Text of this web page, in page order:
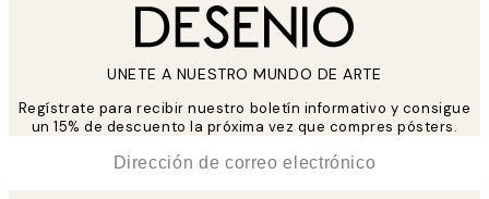
UNETE A NUESTRO MUNDO DE ARTE
Regístrate para recibir nuestro boletín informativo y consigue
un 15% de descuento la próxima vez que compres pósters.